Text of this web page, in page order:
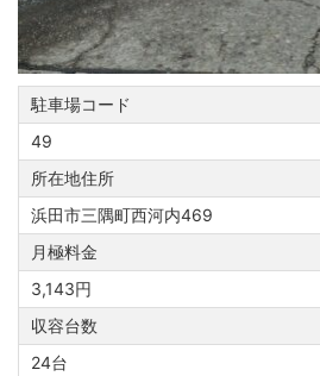
駐車場コード
49
所在地住所
浜田市三隅町西河内469
月極料金
3,143円
収容台数
24台